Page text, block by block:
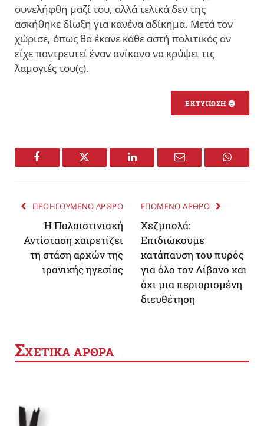
συνελήφθη μαζί του, αλλά τελικά δεν της
ασκήθηκε δίωξη για κανένα αδίκημα. Μετά τον
χώρισε, όπως θα έκανε κάθε αστή πολιτικός αν
είχε παντρευτεί έναν ανίκανο να κρύψει τις
λαμογιές του(ς).
ΕΚΤΥΠΩΣΗ 🖨
Facebook Twitter LinkedIn Email
ΠΡΟΗΓΟΥΜΕΝΟ ΑΡΘΡΟ
Η Παλαιστινιακή
Αντίσταση χαιρετίζει
τη στάση αρχών της
ιρανικής ηγεσίας
ΕΠΟΜΕΝΟ ΑΡΘΡΟ
Χεζμπολά:
Επιδιώκουμε
κατάπαυση του πυρός
για όλο τον Λίβανο και
όχι μια περιορισμένη
διευθέτηση
ΣΧΕΤΙΚΑ ΑΡΘΡΑ